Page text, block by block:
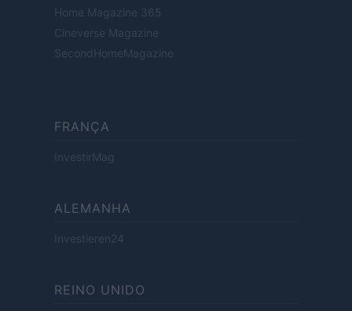
Home Magazine 365
Cineverse Magazine
SecondHomeMagazine
FRANÇA
InvestirMag
ALEMANHA
Investieren24
REINO UNIDO